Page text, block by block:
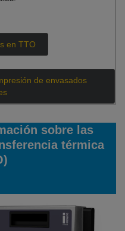
en TTO
de envasados
sobre las
térmica